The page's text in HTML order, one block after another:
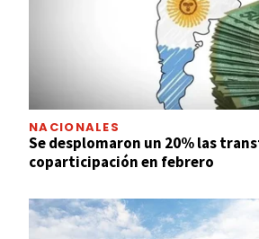
NACIONALES
Se desplomaron un 20% las
coparticipación en febrero